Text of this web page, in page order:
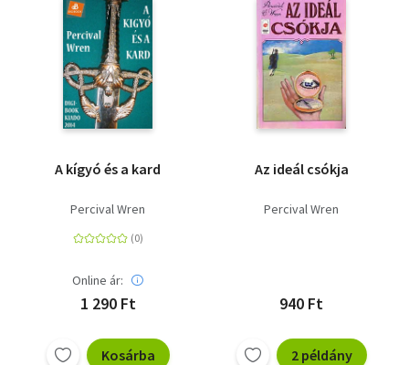
A kígyó és a kard
Percival Wren
Online ár:
1 290 Ft
Kosárba
Az ideál csókja
Percival Wren
940 Ft
2 példány